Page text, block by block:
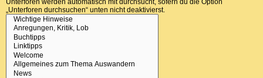
„Unterforen durchsuchen“ unten nicht deaktivierst.